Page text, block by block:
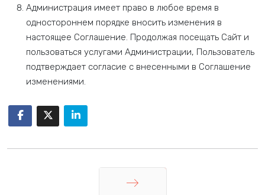
Администрация имеет право в любое время в
одностороннем порядке вносить изменения в
настоящее Соглашение. Продолжая посещать Сайт и
пользоваться услугами Администрации, Пользователь
подтверждает согласие с внесенными в Соглашение
изменениями.